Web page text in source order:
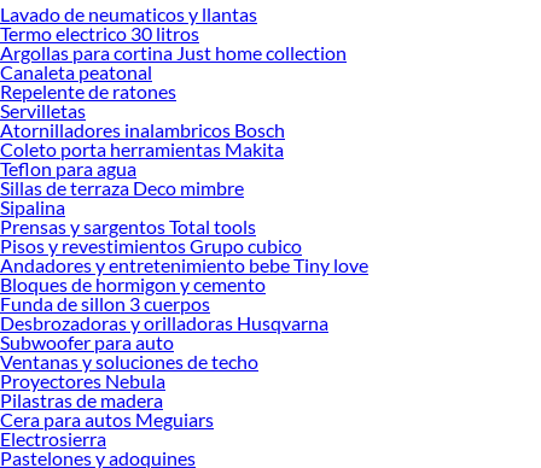
Desde remodelaciones hasta proyectos de decoración, estamos aquí para hacer
tus ideas realidad. ¡Visítanos y encuentra todo lo que tenemos para ofrecerte en
Basureros y Papeleros!
Explora la variedad de productos de Basureros y Papeleros en Sodimac
Herramientas, materiales y accesorios de calidad para tus proyectos y
renovación de espacios. ¡Visítanos y descubre todo lo que tenemos para
ofrecerte!
Encuentra una amplia variedad de productos de Basureros y Papeleros en
Sodimac. Encuentra todo lo necesario para tus proyectos de renovación y
decoración. ¡Visítanos y haz tus ideas realidad!
Lavado de neumaticos y llantas
Termo electrico 30 litros
Argollas para cortina Just home collection
Canaleta peatonal
Repelente de ratones
Servilletas
Atornilladores inalambricos Bosch
Coleto porta herramientas Makita
Teflon para agua
Sillas de terraza Deco mimbre
Sipalina
Prensas y sargentos Total tools
Pisos y revestimientos Grupo cubico
Andadores y entretenimiento bebe Tiny love
Bloques de hormigon y cemento
Funda de sillon 3 cuerpos
Desbrozadoras y orilladoras Husqvarna
Subwoofer para auto
Ventanas y soluciones de techo
Proyectores Nebula
Pilastras de madera
Cera para autos Meguiars
Electrosierra
Pastelones y adoquines